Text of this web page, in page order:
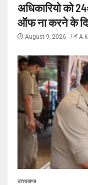
अधिकारियो को
ऑफ ना करने के
August 9, 2026 A
उत्तराखण्ड